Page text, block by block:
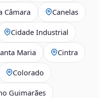
Câmara Canelas
Cidade Industrial
Maria Cintra
Colorado
Guimarães